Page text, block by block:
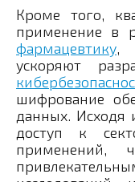
Кроме того,
применение в
фармацевтику,
ускоряют
шифрование
данных. Исходя
доступ к
применений,